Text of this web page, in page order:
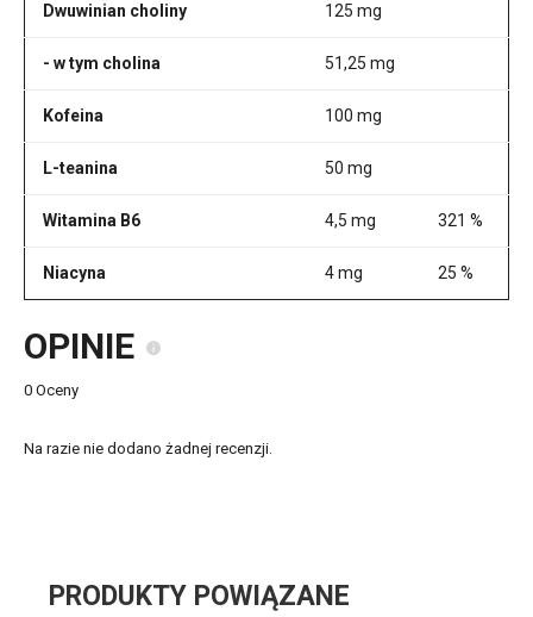
Dwuwinian choliny 125 mg
- w tym cholina 51,25 mg
Kofeina 100 mg
L-teanina 50 mg
Witamina B6 4,5 mg 321 %
Niacyna 4 mg 25 %
OPINIE
0 Oceny
Na razie nie dodano żadnej recenzji.
PRODUKTY POWIĄZANE